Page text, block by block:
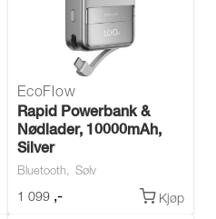
EcoFlow
Rapid Powerbank &
Nødlader, 10000mAh,
Silver
Bluetooth Sølv
1 099 ,- Kjøp